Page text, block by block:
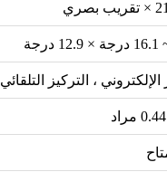
الإلكتروني ، التركيز التلقائي